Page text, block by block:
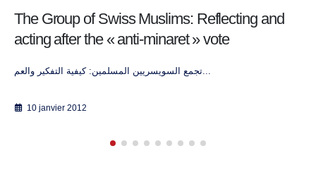
Clash of Civilizations?
Solving Underlying Conflicts Author: Jo...